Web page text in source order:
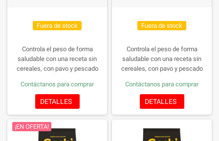
Fuera de stock
Controla el peso de forma
saludable con una receta sin
cereales, con pavo y pescado
principales, y enriquecido con la
Fórmula Provital, con prebióticos y
probióticos para promover la salud
intestinal y reforzar el sistema
inmunitario. Hipoalergénico.
Tamaño de la croqueta: 10 mm
Contáctanos para comprar
DETALLES
Fuera de stock
Controla el peso de forma
saludable con una receta sin
cereales, con pavo y pescado
principales, y enriquecido con la
Fórmula Provital, con prebióticos y
probióticos para promover la salud
intestinal y reforzar el sistema
inmunitario. Hipoalergénico.
Tamaño de la croqueta: 23 mm
Contáctanos para comprar
DETALLES
¡EN OFERTA!